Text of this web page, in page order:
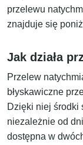
przelewu
znajduje się
Jak działa
Przelew
błyskawiczne
Dzięki niej środki
niezależnie od
dostępna w